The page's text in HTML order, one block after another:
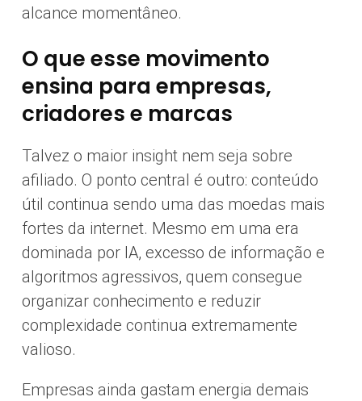
alcance momentâneo.
O que esse movimento
ensina para empresas,
criadores e marcas
Talvez o maior insight nem seja sobre
afiliado. O ponto central é outro: conteúdo
útil continua sendo uma das moedas mais
fortes da internet. Mesmo em uma era
dominada por IA, excesso de informação e
algoritmos agressivos, quem consegue
organizar conhecimento e reduzir
complexidade continua extremamente
valioso.
Empresas ainda gastam energia demais